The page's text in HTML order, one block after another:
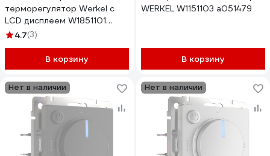
терморегулятор Werkel с
LCD дисплеем W1851101
белый a071604
4.7(3)
В корзину
WERKEL W1151103 a051479
В корзину
Нет в наличии Нет в наличии